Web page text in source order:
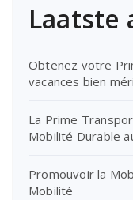
Laatste
Obtenez votre
vacances bien
La Prime
Mobilité Durable
Promouvoir la
Mobilité